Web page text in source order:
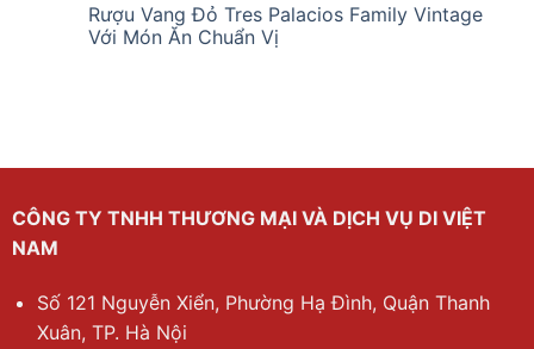
Rượu Vang Đỏ Tres Palacios Family Vintage
Với Món Ăn Chuẩn Vị
CÔNG TY TNHH THƯƠNG MẠI VÀ DỊCH VỤ DI VIỆT
NAM
Số 121 Nguyễn Xiển, Phường Hạ Đình, Quận Thanh
Xuân, TP. Hà Nội